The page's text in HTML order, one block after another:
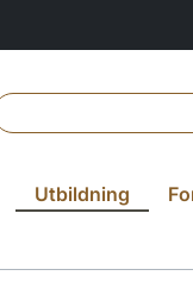
Utbildning